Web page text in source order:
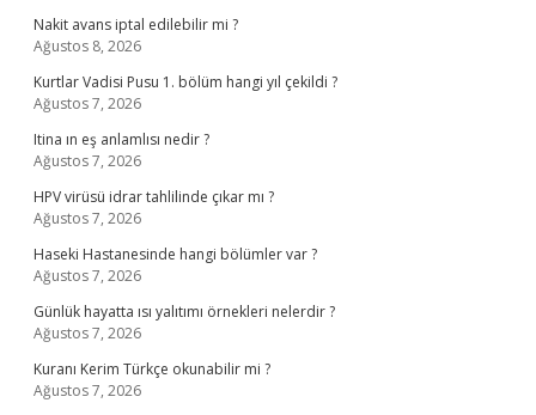
Nakit avans iptal edilebilir mi ?
Ağustos 8, 2026
Kurtlar Vadisi Pusu 1. bölüm hangi yıl çekildi ?
Ağustos 7, 2026
Itina ın eş anlamlısı nedir ?
Ağustos 7, 2026
HPV virüsü idrar tahlilinde çıkar mı ?
Ağustos 7, 2026
Haseki Hastanesinde hangi bölümler var ?
Ağustos 7, 2026
Günlük hayatta ısı yalıtımı örnekleri nelerdir ?
Ağustos 7, 2026
Kuranı Kerim Türkçe okunabilir mi ?
Ağustos 7, 2026